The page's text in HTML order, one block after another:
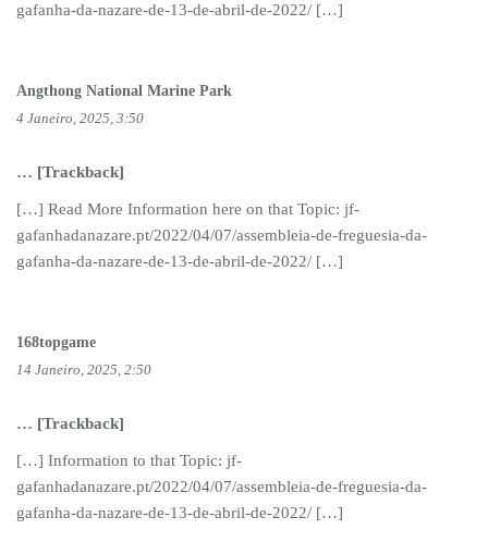
gafanha-da-nazare-de-13-de-abril-de-2022/ […]
Angthong National Marine Park
4 Janeiro, 2025, 3:50
… [Trackback]
[…] Read More Information here on that Topic: jf-
gafanhadanazare.pt/2022/04/07/assembleia-de-freguesia-da-
gafanha-da-nazare-de-13-de-abril-de-2022/ […]
168topgame
14 Janeiro, 2025, 2:50
… [Trackback]
[…] Information to that Topic: jf-
gafanhadanazare.pt/2022/04/07/assembleia-de-freguesia-da-
gafanha-da-nazare-de-13-de-abril-de-2022/ […]